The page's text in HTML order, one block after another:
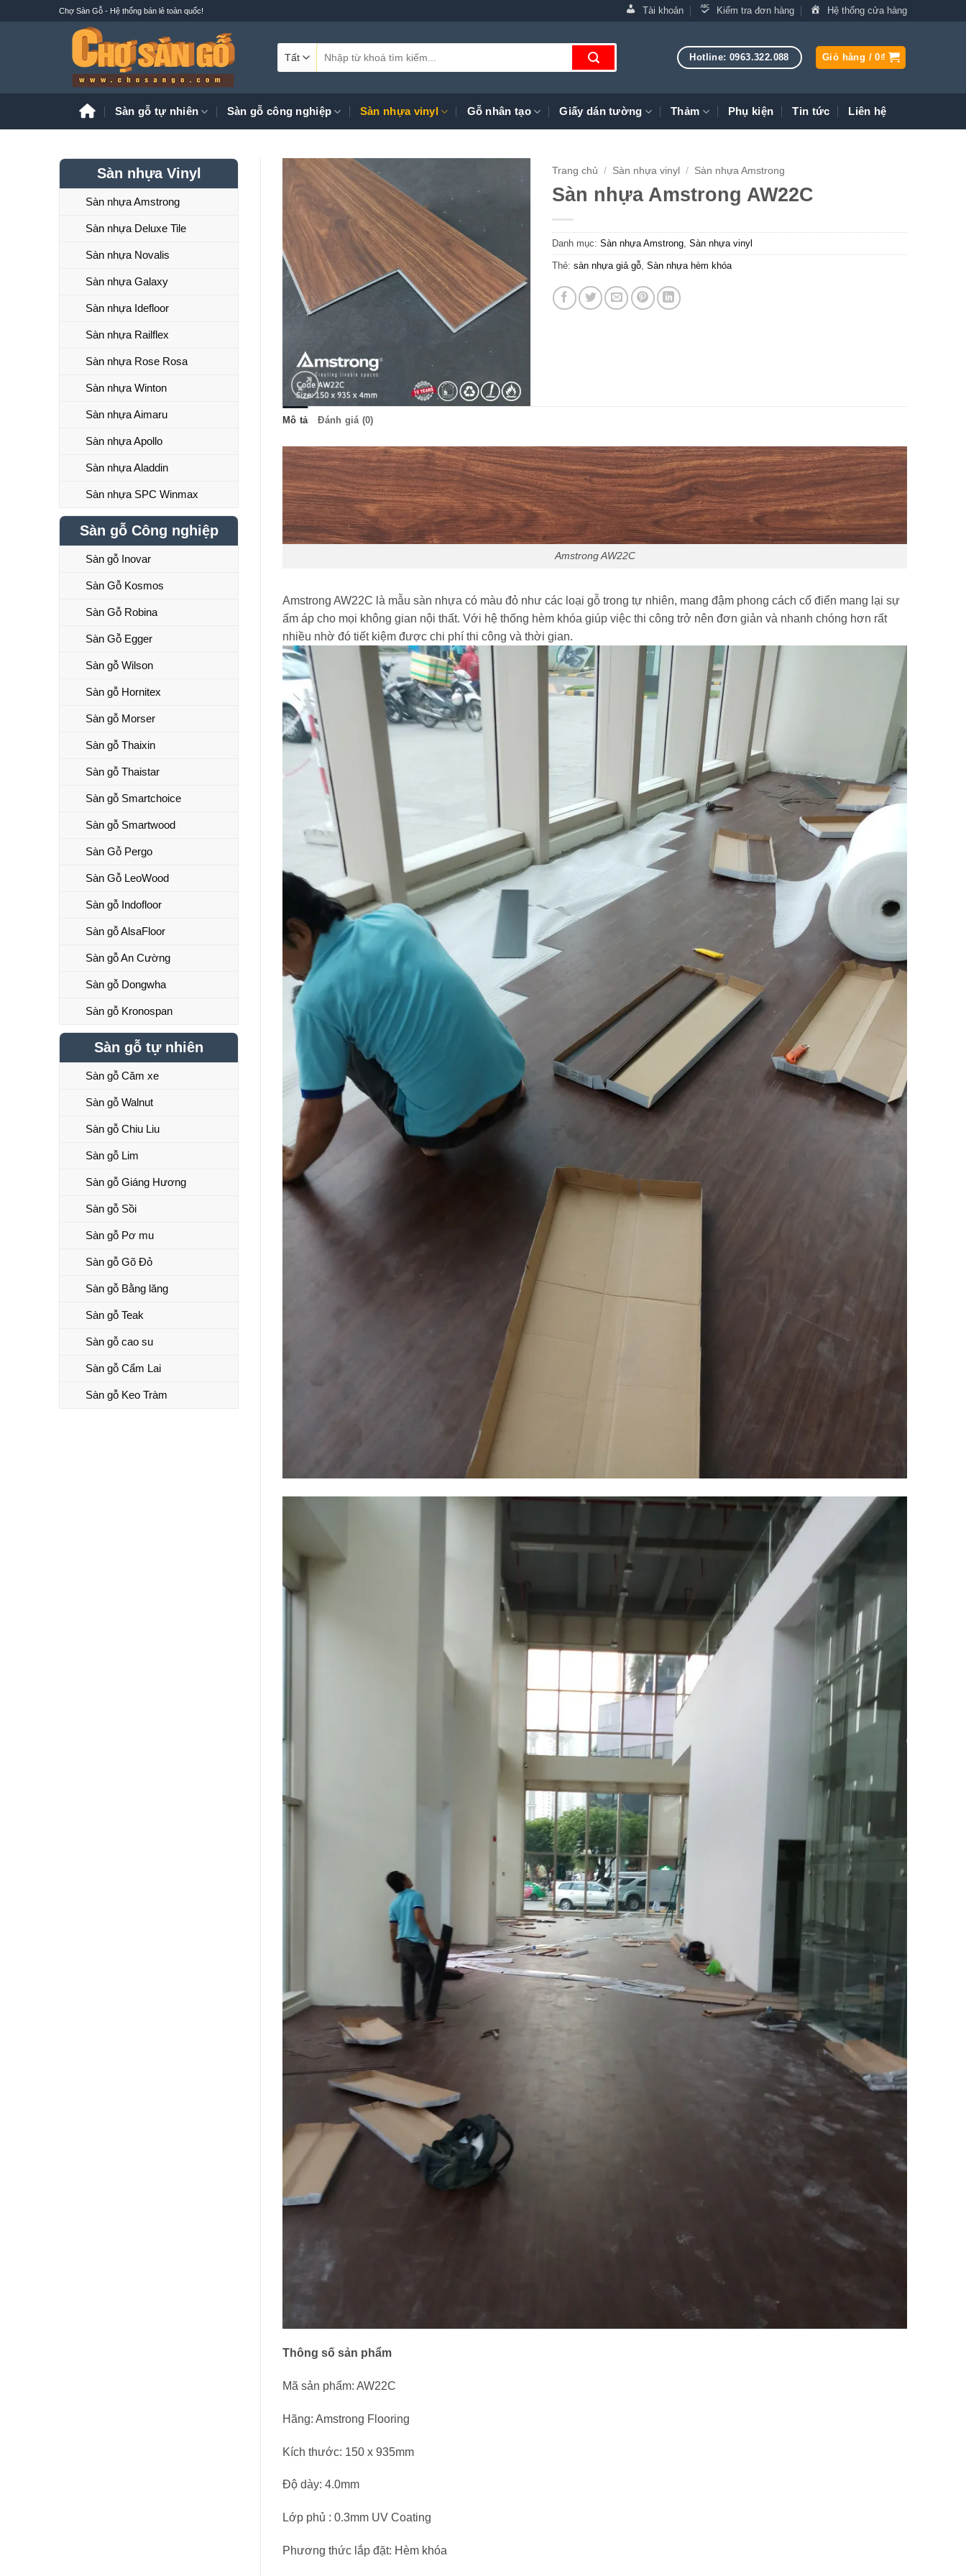
Chợ Sàn Gỗ - Hệ thống bán lẻ toàn quốc! Tài khoản Kiểm tra đơn hàng Hệ thống cửa hàng
kiếm:
Hotline: 0963.322.088 Giỏ hàng /0₫
Sàn gỗ tự nhiên Sàn gỗ công nghiệp Sàn nhựa vinyl Gỗ nhân tạo Giấy dán tường Thảm Phụ kiện Tin tức Liên hệ
Sàn nhựa Vinyl
Sàn nhựa Amstrong
Sàn nhựa Deluxe Tile
Sàn nhựa Novalis
Sàn nhựa Galaxy
Sàn nhựa Idefloor
Sàn nhựa Railflex
Sàn nhựa Rose Rosa
Sàn nhựa Winton
Sàn nhựa Aimaru
Sàn nhựa Apollo
Sàn nhựa Aladdin
Sàn nhựa SPC Winmax
Sàn gỗ Công nghiệp
Sàn gỗ Inovar
Sàn Gỗ Kosmos
Sàn Gỗ Robina
Sàn Gỗ Egger
Sàn gỗ Wilson
Sàn gỗ Hornitex
Sàn gỗ Morser
Sàn gỗ Thaixin
Sàn gỗ Thaistar
Sàn gỗ Smartchoice
Sàn gỗ Smartwood
Sàn Gỗ Pergo
Sàn Gỗ LeoWood
Sàn gỗ Indofloor
Sàn gỗ AlsaFloor
Sàn gỗ An Cường
Sàn gỗ Dongwha
Sàn gỗ Kronospan
Sàn gỗ tự nhiên
Sàn gỗ Căm xe
Sàn gỗ Walnut
Sàn gỗ Chiu Liu
Sàn gỗ Lim
Sàn gỗ Giáng Hương
Sàn gỗ Sồi
Sàn gỗ Pơ mu
Sàn gỗ Gõ Đỏ
Sàn gỗ Bằng lăng
Sàn gỗ Teak
Sàn gỗ cao su
Sàn gỗ Cẩm Lai
Sàn gỗ Keo Tràm
Trang chủ / Sàn nhựa vinyl / Sàn nhựa Amstrong
Sàn nhựa Amstrong AW22C
Danh mục: Sàn nhựa Amstrong, Sàn nhựa vinyl
Thẻ: sàn nhựa giả gỗ, Sàn nhựa hèm khóa
Mô tả Đánh giá (0)
Amstrong AW22C
Amstrong AW22C là mẫu sàn nhựa có màu đỏ như các loại gỗ trong tự nhiên, mang đậm phong cách cổ điển mang lại sự
ấm áp cho mọi không gian nội thất. Với hệ thống hèm khóa giúp việc thi công trở nên đơn giản và nhanh chóng hơn rất
nhiều nhờ đó tiết kiệm được chi phí thi công và thời gian.
Thông số sản phẩm
Mã sản phẩm: AW22C
Hãng: Amstrong Flooring
Kích thước: 150 x 935mm
Độ dày: 4.0mm
Lớp phủ : 0.3mm UV Coating
Phương thức lắp đặt: Hèm khóa